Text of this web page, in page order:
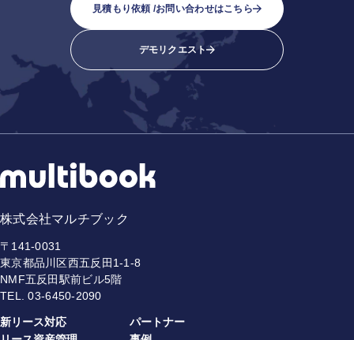
見積もり依頼 /お問い合わせはこちら
デモリクエスト
株式会社マルチブック
〒141-0031
東京都品川区西五反田1-1-8
NMF五反田駅前ビル5階
TEL.03-6450-2090
新リース対応
パートナー